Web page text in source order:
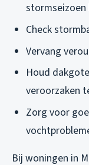
Check
Vervang
Houd
veroorzaken
Zorg voor
Bij woningen in